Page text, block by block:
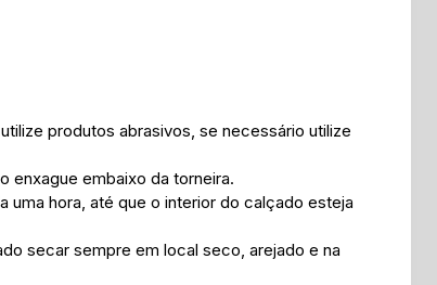
produtos abrasivos, se necessário utilize
enxague embaixo da torneira.
uma hora, até que o interior do calçado esteja
secar sempre em local seco, arejado e na